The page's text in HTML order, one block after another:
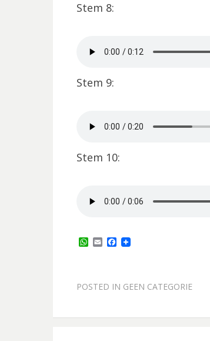
Stem 8:
Stem 9:
Stem 10:
W
A
E F
o
POSTED IN GEEN CATEGORIE